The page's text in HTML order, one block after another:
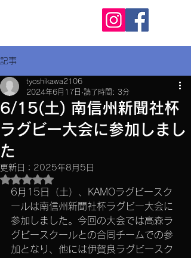
記事
6/15(土) 南信州新聞社杯
ラグビー大会に参加しまし
た
tyoshikawa2106
2024年6月17日 読了時間: 3分
更新日： 2025年8月5日
5つ星のうちNaNと評価されています。
6月15日（土）、KAMOラグビースク
ールは南信州新聞社杯ラグビー大会に
参加しました。今回の大会では高森ラ
グビースクールとの合同チームでの参
加となり、他には伊賀良ラグビースク